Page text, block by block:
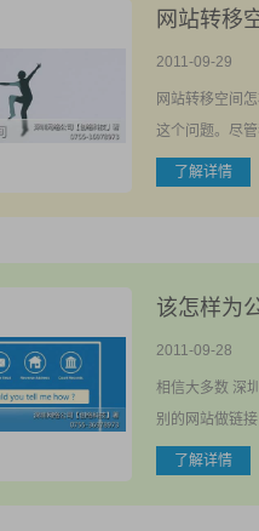
网站转移
2011-09-29
网站转移空间
这个问题。尽
了解详情
该怎样为
2011-09-28
相信大多数 深
别的网站做链
了解详情